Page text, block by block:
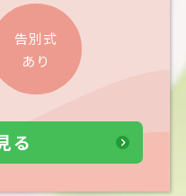
告別式
あり
る